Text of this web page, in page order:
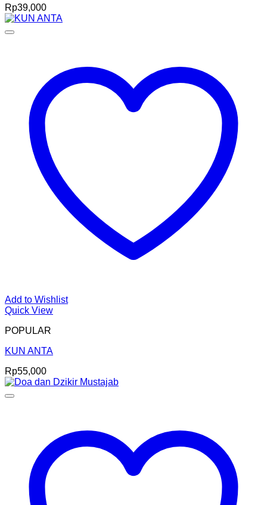
Rp39,000
Add to Wishlist
Quick View
POPULAR
KUN ANTA
Rp55,000